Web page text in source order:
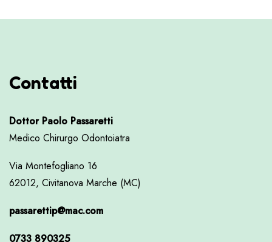
Contatti
Dottor Paolo Passaretti
Medico Chirurgo Odontoiatra
Via Montefogliano 16
62012, Civitanova Marche (MC)
passarettip@mac.com
0733 890325